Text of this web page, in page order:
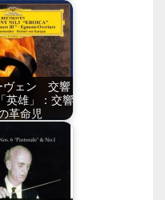
ヴェン 交響
英雄」：交響
革命児